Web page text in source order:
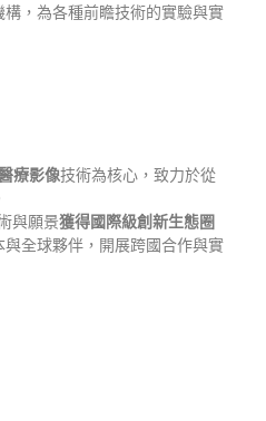
，為各種前瞻技術的實驗與實
療影像技術為核心，致力於從
與願景獲得國際級創新生態圈
與全球夥伴，開展跨國合作與實